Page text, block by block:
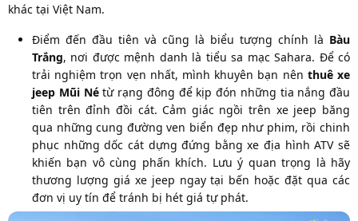
khác tại Việt Nam.
Điểm đến đầu tiên và cũng là biểu tượng chính là Bàu
Trắng, nơi được mệnh danh là tiểu sa mạc Sahara. Để có
trải nghiệm trọn vẹn nhất, mình khuyên bạn nên thuê xe
jeep Mũi Nétừ rạng đông để kịp đón những tia nắng đầu
tiên trên đỉnh đồi cát. Cảm giác ngồi trên xe jeep băng
qua những cung đường ven biển đẹp như phim, rồi chinh
phục những dốc cát dựng đứng bằng xe địa hình ATV sẽ
khiến bạn vô cùng phấn khích. Lưu ý quan trọng là hãy
thương lượng giá xe jeep ngay tại bến hoặc đặt qua các
đơn vị uy tín để tránh bị hét giá tự phát.